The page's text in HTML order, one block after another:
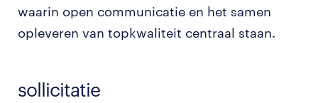
waarin open communicatie en het samen
opleveren van topkwaliteit centraal staan.
sollicitatie